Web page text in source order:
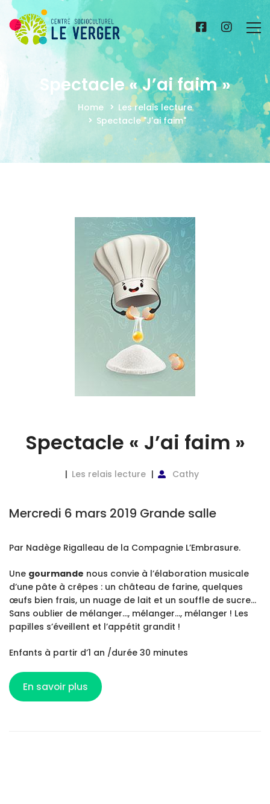
Spectacle « J’ai faim »
Home
Les relais lecture
Spectacle "J'ai faim"
Spectacle « J’ai faim »
Les relais lecture Cathy
Mercredi 6 mars 2019 Grande salle
Par Nadège Rigalleau de la Compagnie L’Embrasure.
Une gourmande nous convie à l’élaboration musicale
d’une pâte à crêpes : un château de farine, quelques
œufs bien frais, un nuage de lait et un souffle de sucre…
Sans oublier de mélanger…, mélanger…, mélanger ! Les
papilles s’éveillent et l’appétit grandit !
Enfants à partir d’1 an /durée 30 minutes
En savoir plus